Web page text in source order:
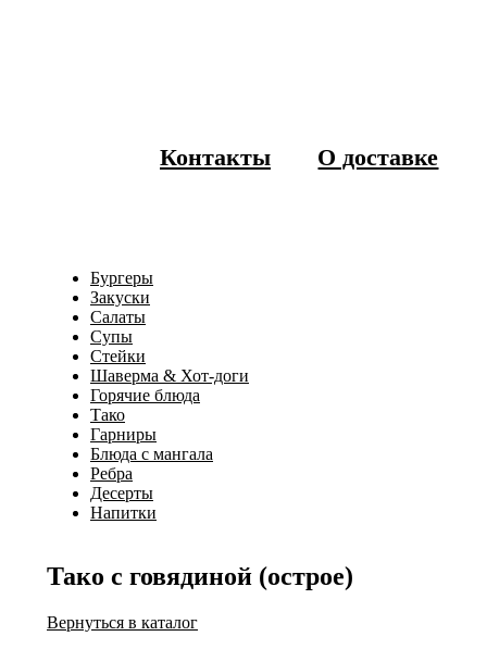
Контакты О доставке
Бургеры
Закуски
Салаты
Супы
Стейки
Шаверма & Хот-доги
Горячие блюда
Тако
Гарниры
Блюда с мангала
Ребра
Десерты
Напитки
Тако с говядиной (острое)
Вернуться в каталог